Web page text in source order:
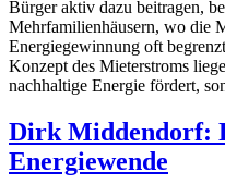
Bürger aktiv dazu beitragen,
Mehrfamilienhäusern, wo die
Energiegewinnung oft
Konzept des Mieterstroms
nachhaltige Energie fördert,
Dirk Middendorf:
Energiewende